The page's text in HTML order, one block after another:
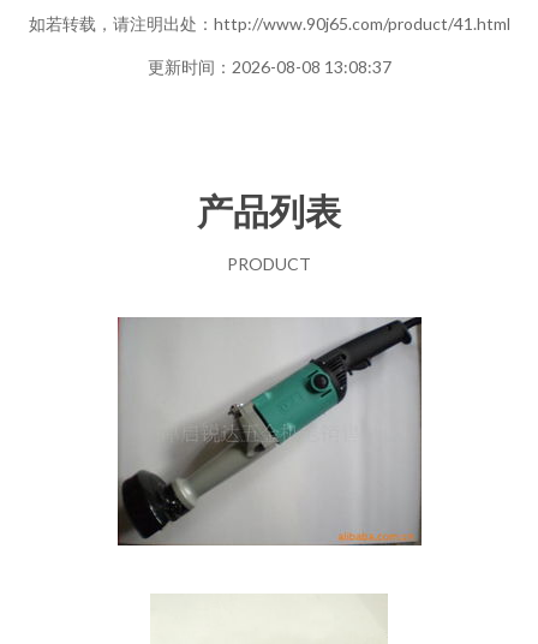
如若转载，请注明出处：http://www.90j65.com/product/41.html
更新时间：2026-08-08 13:08:37
产品列表
PRODUCT